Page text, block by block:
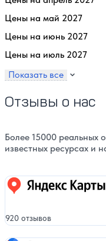
Цены на май 2027
Цены на июнь 2027
Цены на июль 2027
Показать все
Отзывы о нас
Более 15000 реальных
известных ресурсах и
Яндекс карты
920 отзывов